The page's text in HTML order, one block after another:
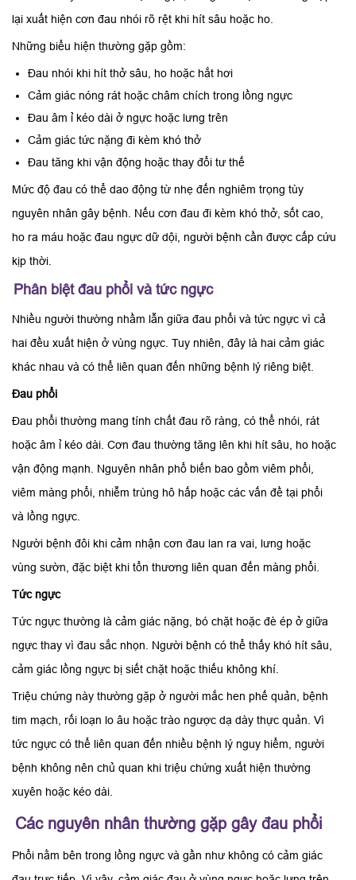
lại xuất hiện cơn đau nhói rõ rệt khi hít sâu hoặc ho.
Những biểu hiện thường gặp gồm:
Đau nhói khi hít thở sâu, ho hoặc hắt hơi
Cảm giác nóng rát hoặc châm chích trong lồng ngực
Đau âm ỉ kéo dài ở ngực hoặc lưng trên
Cảm giác tức nặng đi kèm khó thở
Đau tăng khi vận động hoặc thay đổi tư thế
Mức độ đau có thể dao động từ nhẹ đến nghiêm trọng tùy
nguyên nhân gây bệnh. Nếu cơn đau đi kèm khó thở, sốt cao,
ho ra máu hoặc đau ngực dữ dội, người bệnh cần được cấp cứu
kịp thời.
Phân biệt đau phổi và tức ngực
Nhiều người thường nhầm lẫn giữa đau phổi và tức ngực vì cả
hai đều xuất hiện ở vùng ngực. Tuy nhiên, đây là hai cảm giác
khác nhau và có thể liên quan đến những bệnh lý riêng biệt.
Đau phổi
Đau phổi thường mang tính chất đau rõ ràng, có thể nhói, rát
hoặc âm ỉ kéo dài. Cơn đau thường tăng lên khi hít sâu, ho hoặc
vận động mạnh. Nguyên nhân phổ biến bao gồm viêm phổi,
viêm màng phổi, nhiễm trùng hô hấp hoặc các vấn đề tại phổi
và lồng ngực.
Người bệnh đôi khi cảm nhận cơn đau lan ra vai, lưng hoặc
vùng sườn, đặc biệt khi tổn thương liên quan đến màng phổi.
Tức ngực
Tức ngực thường là cảm giác nặng, bó chặt hoặc đè ép ở giữa
ngực thay vì đau sắc nhọn. Người bệnh có thể thấy khó hít sâu,
cảm giác lồng ngực bị siết chặt hoặc thiếu không khí.
Triệu chứng này thường gặp ở người mắc hen phế quản, bệnh
tim mạch, rối loạn lo âu hoặc trào ngược dạ dày thực quản. Vì
tức ngực có thể liên quan đến nhiều bệnh lý nguy hiểm, người
bệnh không nên chủ quan khi triệu chứng xuất hiện thường
xuyên hoặc kéo dài.
Các nguyên nhân thường gặp gây đau phổi
Phổi nằm bên trong lồng ngực và gần như không có cảm giác